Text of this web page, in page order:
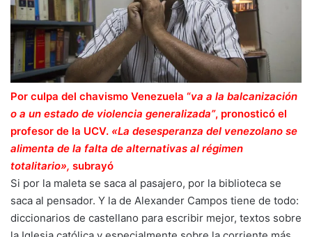
Por culpa del chavismo Venezuela “va a la balcanización
o a un estado de violencia generalizada”, pronosticó el
profesor de la UCV. «La desesperanza del venezolano se
alimenta de la falta de alternativas al régimen
totalitario», subrayó
Si por la maleta se saca al pasajero, por la biblioteca se
saca al pensador. Y la de Alexander Campos tiene de todo:
diccionarios de castellano para escribir mejor, textos sobre